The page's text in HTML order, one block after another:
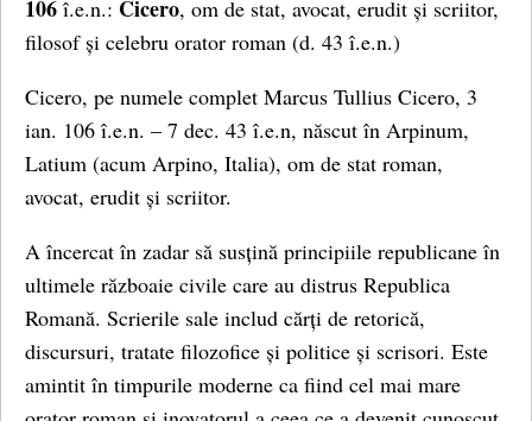
106 î.e.n.: Cicero, om de stat, avocat, erudit și scriitor,
filosof și celebru orator roman (d. 43 î.e.n.)
Cicero, pe numele complet Marcus Tullius Cicero, 3
ian. 106 î.e.n. – 7 dec. 43 î.e.n, născut în Arpinum,
Latium (acum Arpino, Italia), om de stat roman,
avocat, erudit și scriitor.
A încercat în zadar să susțină principiile republicane în
ultimele războaie civile care au distrus Republica
Romană. Scrierile sale includ cărți de retorică,
discursuri, tratate filozofice și politice și scrisori. Este
amintit în timpurile moderne ca fiind cel mai mare